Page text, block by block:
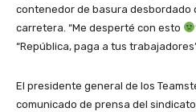
contenedor de basura desbordado
carretera. “Me desperté con esto
“República, paga a tus
El presidente general de los
comunicado de prensa del